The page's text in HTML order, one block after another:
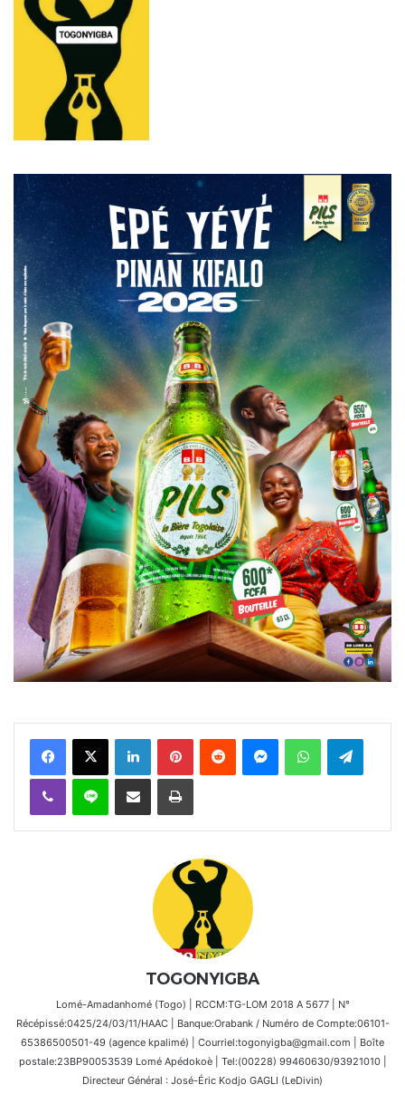
FacebookX Linkedin PinterestReddit MessengerWhatsAppTelegram
Viber Ligne Partager par email Imprimer
TOGONYIGBA
Lomé-Amadanhomé (Togo) | RCCM:TG-LOM 2018 A 5677 | N°
Récépissé:0425/24/03/11/HAAC | Banque:Orabank / Numéro de Compte:06101-
65386500501-49 (agence kpalimé) | Courriel:togonyigba@gmail.com | Boîte
postale:23BP90053539 Lomé Apédokoè | Tel:(00228) 99460630/93921010 |
Directeur Général : José-Éric Kodjo GAGLI (LeDivin)